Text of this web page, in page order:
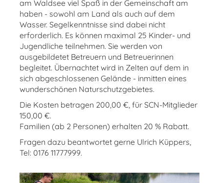
am Waldsee viel Spaß in der Gemeinschaft am
haben - sowohl am Land als auch auf dem
Wasser. Segelkenntnisse sind dabei nicht
erforderlich. Es können maximal 25 Kinder- und
Jugendliche teilnehmen. Sie werden von
ausgebildetet Betreuern und Betreuerinnen
begleitet. Übernachtet wird in Zelten auf dem in
sich abgeschlossenen Gelände - inmitten eines
wunderschönen Naturschutzgebietes.
Die Kosten betragen 200,00 €, für SCN-Mitglieder
150,00 €.
Familien (ab 2 Personen) erhalten 20 % Rabatt.
Fragen dazu beantwortet gerne Ulrich Küppers,
Tel: 0176 11777999.